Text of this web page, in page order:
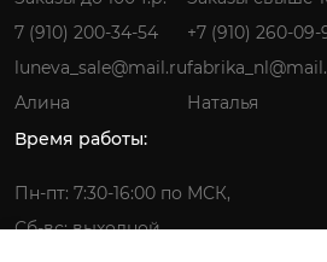
7 (910) 200-34-54
luneva_sale@mail.ru
Алина
+7 (910) 260-09-
Наталья
Время работы:
Пн-пт: 7:30-16:00 по МСК,
Сб-вс: выходной